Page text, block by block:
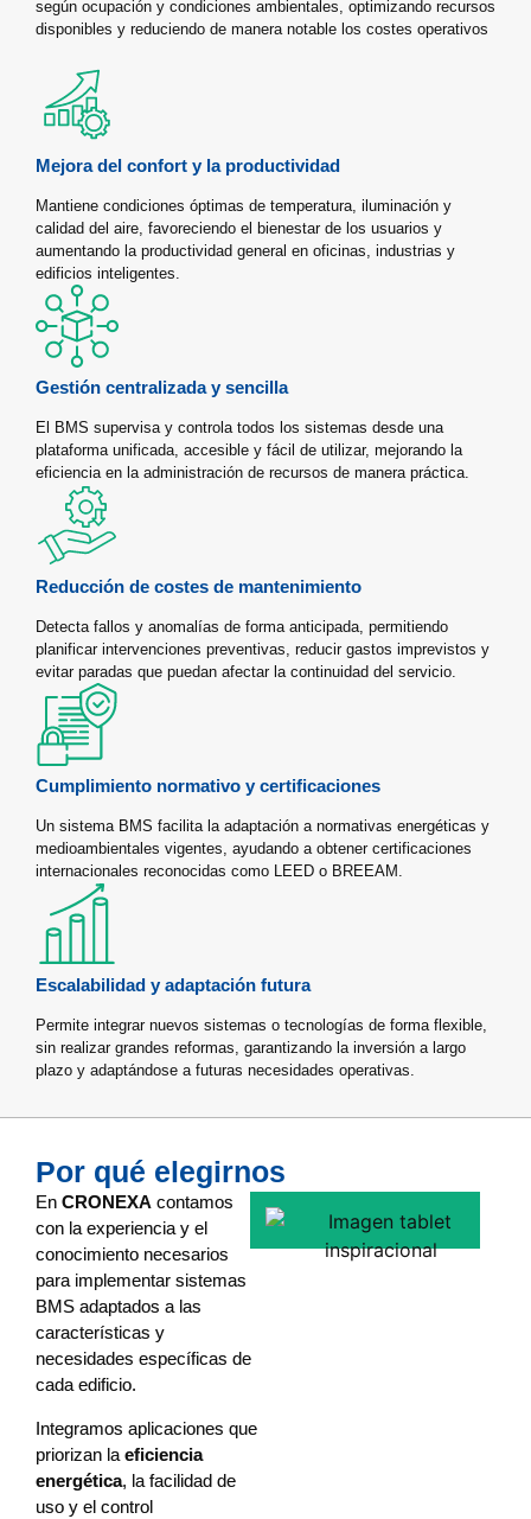
según ocupación y condiciones ambientales, optimizando recursos
disponibles y reduciendo de manera notable los costes operativos
Mejora del confort y la productividad
Mantiene condiciones óptimas de temperatura, iluminación y
calidad del aire, favoreciendo el bienestar de los usuarios y
aumentando la productividad general en oficinas, industrias y
edificios inteligentes.
Gestión centralizada y sencilla
El BMS supervisa y controla todos los sistemas desde una
plataforma unificada, accesible y fácil de utilizar, mejorando la
eficiencia en la administración de recursos de manera práctica.
Reducción de costes de mantenimiento
Detecta fallos y anomalías de forma anticipada, permitiendo
planificar intervenciones preventivas, reducir gastos imprevistos y
evitar paradas que puedan afectar la continuidad del servicio.
Cumplimiento normativo y certificaciones
Un sistema BMS facilita la adaptación a normativas energéticas y
medioambientales vigentes, ayudando a obtener certificaciones
internacionales reconocidas como LEED o BREEAM.
Escalabilidad y adaptación futura
Permite integrar nuevos sistemas o tecnologías de forma flexible,
sin realizar grandes reformas, garantizando la inversión a largo
plazo y adaptándose a futuras necesidades operativas.
Por qué elegirnos
En CRONEXA contamos
con la experiencia y el
conocimiento necesarios
para implementar sistemas
BMS adaptados a las
características y
necesidades específicas de
cada edificio.
Integramos aplicaciones que
priorizan la eficiencia
energética, la facilidad de
uso y el control